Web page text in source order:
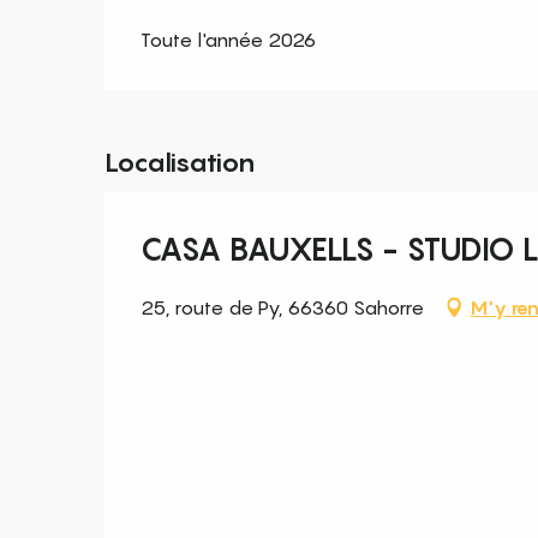
Toute l'année 2026
Localisation
CASA BAUXELLS - STUDIO
25, route de Py, 66360 Sahorre M'y